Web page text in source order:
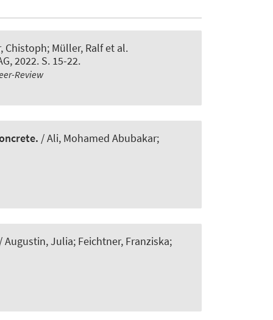
Chistoph; Müller, Ralf et al.
2022. S. 15-22.
Review
/ Ali, Mohamed Abubakar;
/ Augustin, Julia; Feichtner, Franziska;